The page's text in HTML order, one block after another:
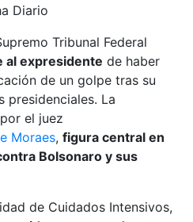
Diario
Tribunal Federal
al expresidente de haber
de un golpe tras su
presidenciales. La
el juez
Moraes, figura central en
Bolsonaro y sus
de Cuidados Intensivos,